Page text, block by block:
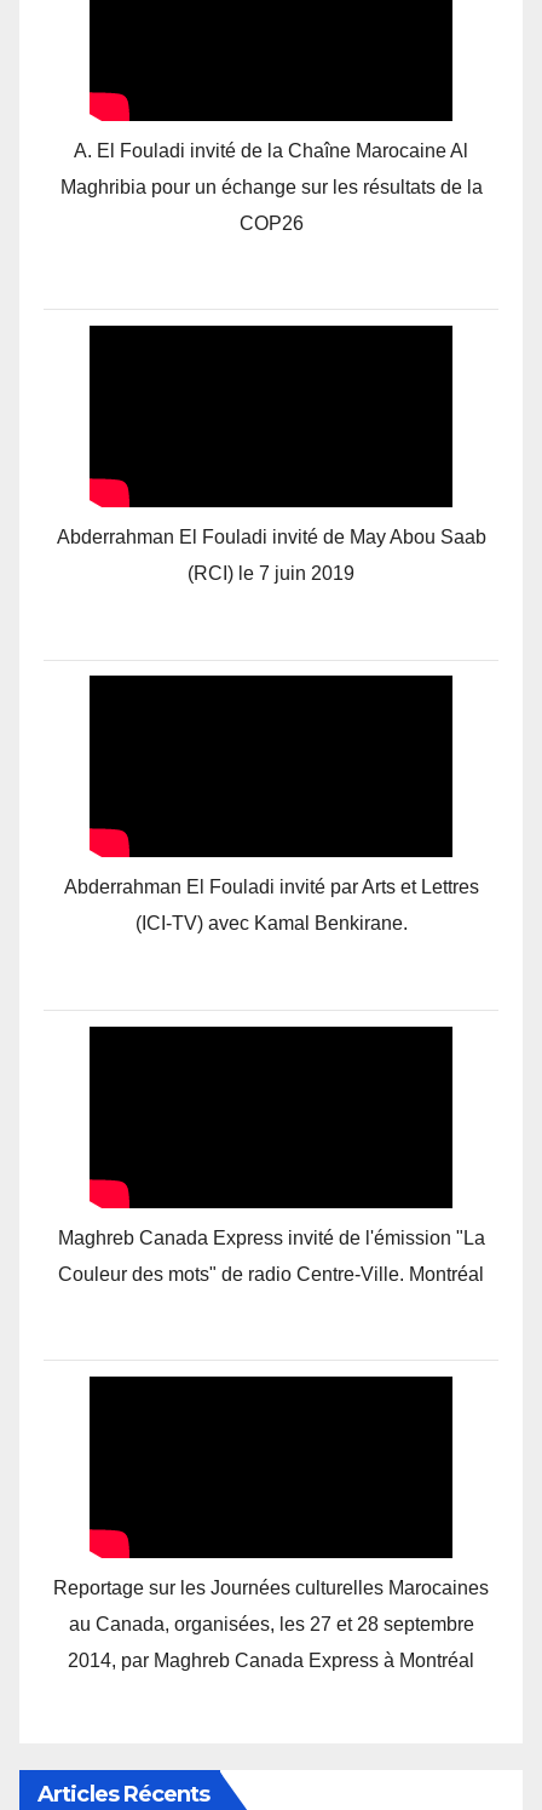
A. El Fouladi invité de la Chaîne Marocaine Al
Maghribia pour un échange sur les résultats de la
COP26
Abderrahman El Fouladi invité de May Abou Saab
(RCI) le 7 juin 2019
Abderrahman El Fouladi invité par Arts et Lettres
(ICI-TV) avec Kamal Benkirane.
Maghreb Canada Express invité de l'émission "La
Couleur des mots" de radio Centre-Ville. Montréal
Reportage sur les Journées culturelles Marocaines
au Canada, organisées, les 27 et 28 septembre
2014, par Maghreb Canada Express à Montréal
Articles Récents